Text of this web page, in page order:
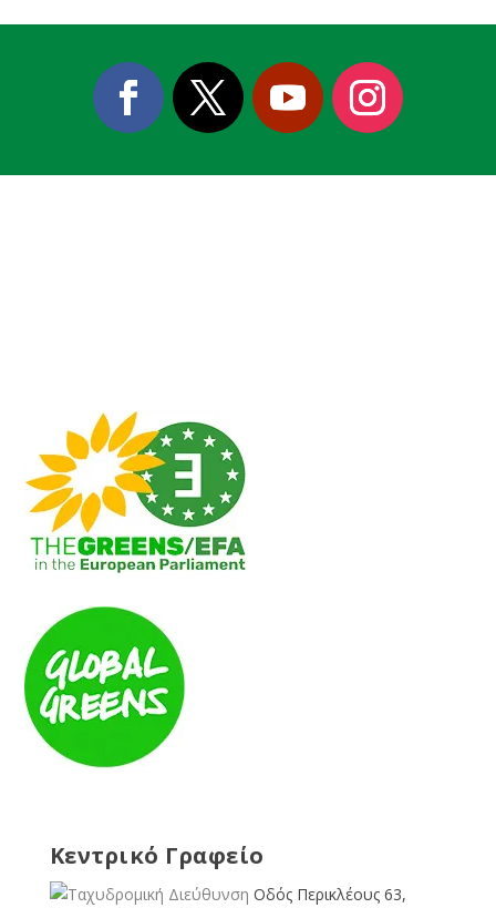
Κεντρικό Γραφείο
Οδός Περικλέους 63,